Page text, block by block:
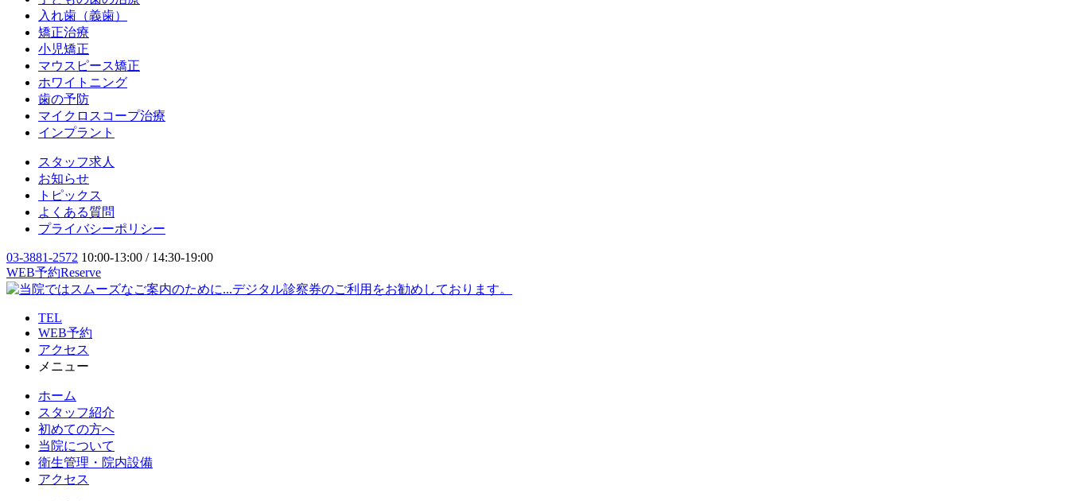
入れ歯（義歯）
矯正治療
小児矯正
マウスピース矯正
ホワイトニング
歯の予防
マイクロスコープ治療
インプラント
スタッフ求人
お知らせ
トピックス
よくある質問
プライバシーポリシー
03-3881-2572 10:00-13:00 / 14:30-19:00
WEB予約Reserve
TEL
WEB予約
アクセス
メニュー
ホーム
スタッフ紹介
初めての方へ
当院について
衛生管理・院内設備
アクセス